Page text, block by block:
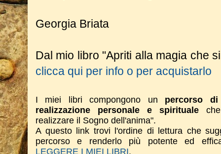
Georgia Briata
Dal mio libro "Apriti alla magia che
clicca qui per info o per acquistarlo
I miei libri compongono un percorso
realizzazione personale e spirituale
realizzare il Sogno dell'anima".
A questo link trovi l'ordine di lettura che
percorso e renderlo più potente ed
LEGGERE I MIEI LIBRI.